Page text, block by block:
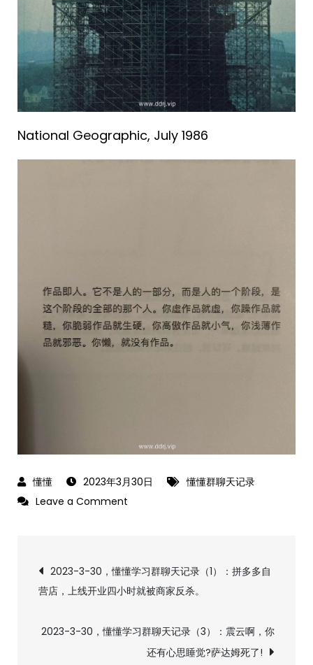
National Geographic, July 1986 ​​​
2023年3月30日
懂懂群聊天记录
Leave a Comment
懂
懂
习
文
章
导
2023-3-30，懂懂学习群聊天记录（1）：拼多多自
营店，上线开业四小时就被商家反杀。
2023-3-30，懂懂学习群聊天记录（3）：震云啊，你
还有心思睡觉?萨达姆死了!